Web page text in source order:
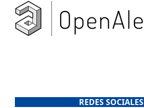
REDES SOCIALES